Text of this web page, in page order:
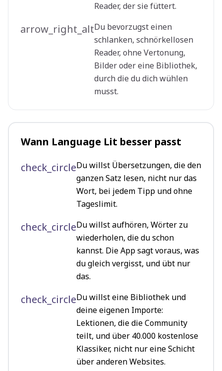
Reader, der sie füttert.
arrow_right_altDu bevorzugst einen
schlanken, schnörkellosen
Reader, ohne Vertonung,
Bilder oder eine Bibliothek,
durch die du dich wühlen
musst.
Wann Language Lit besser passt
check_circleDu willst Übersetzungen, die den
ganzen Satz lesen, nicht nur das
Wort, bei jedem Tipp und ohne
Tageslimit.
check_circleDu willst aufhören, Wörter zu
wiederholen, die du schon
kannst. Die App sagt voraus, was
du gleich vergisst, und übt nur
das.
check_circleDu willst eine Bibliothek und
deine eigenen Importe:
Lektionen, die die Community
teilt, und über 40.000 kostenlose
Klassiker, nicht nur eine Schicht
über anderen Websites.